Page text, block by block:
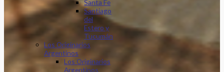
Santa Fe
Santiago
del
Estero y
Tucumán
Los Originarios
Argentinos
Los Originarios
Argentinos